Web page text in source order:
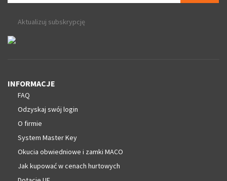
Aktualizuj subskrypcję
INFORMACJE
FAQ
Odzyskaj swój login
O firmie
System Master Key
Okucia obwiedniowe i zamki MACO
Jak kupować w cenach hurtowych